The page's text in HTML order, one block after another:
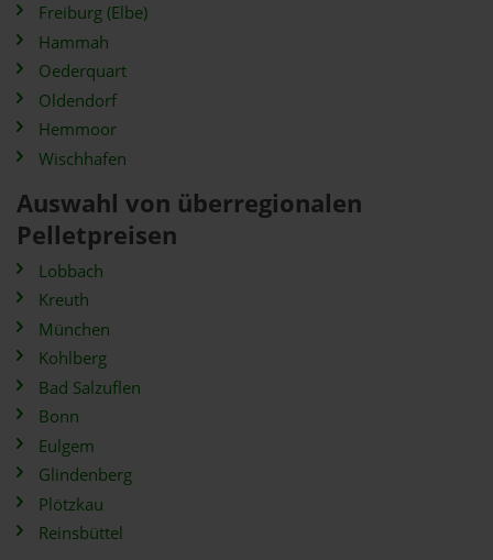
Freiburg (Elbe)
Hammah
Oederquart
Oldendorf
Hemmoor
Wischhafen
Auswahl von überregionalen
Pelletpreisen
Lobbach
Kreuth
München
Kohlberg
Bad Salzuflen
Bonn
Eulgem
Glindenberg
Plötzkau
Reinsbüttel